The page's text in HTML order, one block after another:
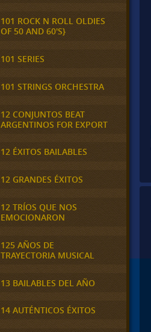
101 ROCK N ROLL OLDIES
OF 50 AND 60'S}
101 SERIES
101 STRINGS ORCHESTRA
12 CONJUNTOS BEAT
ARGENTINOS FOR EXPORT
12 ÉXITOS BAILABLES
12 GRANDES ÉXITOS
12 TRÍOS QUE NOS
EMOCIONARON
125 AÑOS DE
TRAYECTORIA MUSICAL
13 BAILABLES DEL AÑO
14 AUTÉNTICOS ÉXITOS